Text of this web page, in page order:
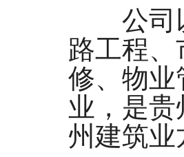
公司以
路工程
修、物业
业，是
州建筑业